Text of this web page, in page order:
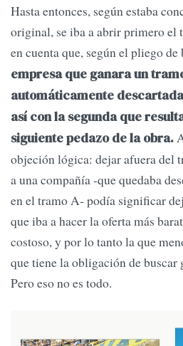
Hasta entonces, según estaba
original, se iba a abrir primero el
en cuenta que, según el pliego
empresa que ganara un
automáticamente
así con la segunda que
siguiente pedazo de la obra.
objeción lógica: dejar afuera del
a una compañía -que quedaba
en el tramo A- podía significar
que iba a hacer la oferta más
costoso, y por lo tanto la que
que tiene la obligación de buscar
Pero eso no es todo.